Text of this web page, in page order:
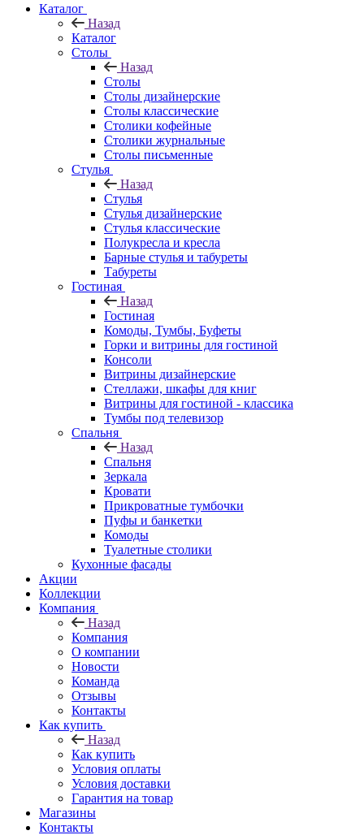
Каталог
Назад
Каталог
Столы
Назад
Столы
Столы дизайнерские
Столы классические
Столики кофейные
Столики журнальные
Столы письменные
Стулья
Назад
Стулья
Стулья дизайнерские
Стулья классические
Полукресла и кресла
Барные стулья и табуреты
Табуреты
Гостиная
Назад
Гостиная
Комоды, Тумбы, Буфеты
Горки и витрины для гостиной
Консоли
Витрины дизайнерские
Стеллажи, шкафы для книг
Витрины для гостиной - классика
Тумбы под телевизор
Спальня
Назад
Спальня
Зеркала
Кровати
Прикроватные тумбочки
Пуфы и банкетки
Комоды
Туалетные столики
Кухонные фасады
Акции
Коллекции
Компания
Назад
Компания
О компании
Новости
Команда
Отзывы
Контакты
Как купить
Назад
Как купить
Условия оплаты
Условия доставки
Гарантия на товар
Магазины
Контакты